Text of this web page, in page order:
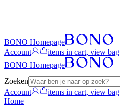
BONO Homepage
Account
items in cart, view bag
BONO Homepage
Zoeken
Account
items in cart, view bag
Home